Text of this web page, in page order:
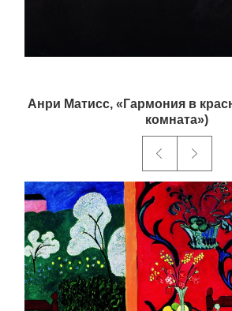
Анри Матисс, «Гармония в
комната»)